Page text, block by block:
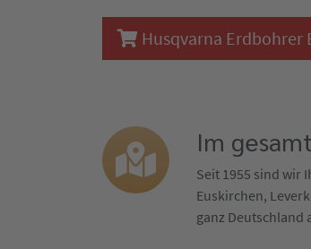
Husqvarna
Im
Seit 1955 sind wir
Euskirchen,
ganz Deutschland